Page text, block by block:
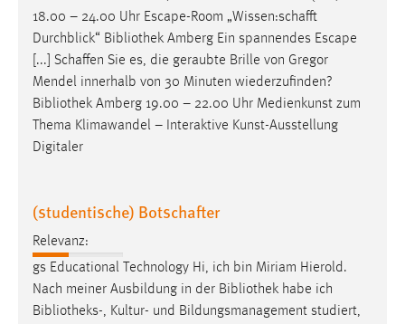
18.00 – 24.00 Uhr Escape-Room „Wissen:schafft
Durchblick“ Bibliothek Amberg Ein spannendes Escape
[...] Schaffen Sie es, die geraubte Brille von Gregor
Mendel innerhalb von 30 Minuten wiederzufinden?
Bibliothek Amberg 19.00 – 22.00 Uhr Medienkunst zum
Thema Klimawandel – Interaktive Kunst-Ausstellung
Digitaler
(studentische) Botschafter
Relevanz:
gs Educational Technology Hi, ich bin Miriam Hierold.
Nach meiner Ausbildung in der Bibliothek habe ich
Bibliotheks-, Kultur- und Bildungsmanagement studiert,